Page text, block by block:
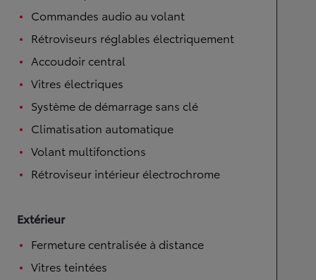
Commandes audio au volant
Rétroviseurs réglables électriquement
Accoudoir central
Vitres électriques
Système de démarrage sans clé
Climatisation automatique
Volant multifonctions
Rétroviseur intérieur électrochrome
Extérieur
Fermeture centralisée à distance
Vitres teintées